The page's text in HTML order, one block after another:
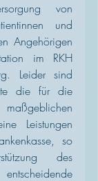
von
und
Angehörigen
im RKH
Leider sind
die für die
Leistungen
so
des